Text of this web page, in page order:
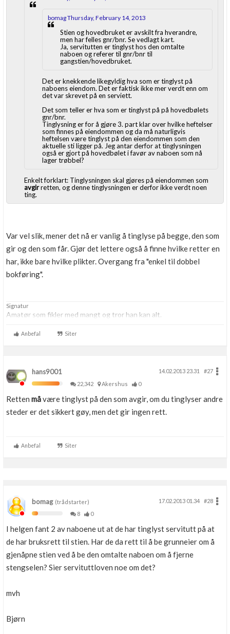
bomag Thursday, February 14, 2013
Stien og hovedbruket er avskilt fra hverandre,
men har felles gnr/bnr. Se vedlagt kart.
Ja, servitutten er tinglyst hos den omtalte
naboen og referer til gnr/bnr til
gangstien/hovedbruket.
Det er knekkende likegyldig hva som er tinglyst på
naboens eiendom. Det er faktisk ikke mer verdt enn om
det var skrevet på en serviett.
Det som teller er hva som er tinglyst på på hovedbølets
gnr/bnr.
Tinglysning er for å gjøre 3. part klar over hvilke heftelser
som finnes på eiendommen og da må naturligvis
heftelsen være tinglyst på den eiendommen som den
aktuelle sti ligger på. Jeg antar derfor at tinglysningen
også er gjort på hovedbølet i favør av naboen som nå
lager trøbbel?
Enkelt forklart: Tinglysningen skal gjøres på eiendommen som
avgirretten, og denne tinglysningen er derfor ikke verdt noen
ting.
Var vel slik, mener det nå er vanlig å tinglyse på begge, den som
gir og den som får. Gjør det lettere også å finne hvilke retter en
har, ikke bare hvilke plikter. Overgang fra "enkel til dobbel
bokføring".
Signatur
Amatør som fikler med mangt og tror han kan alt.
Anbefal Siter
hans9001 14.02.2013 23.31
#27
22,342
Akershus 0
Retten måvære tinglyst på den som avgir, om du tinglyser andre
steder er det sikkert gøy, men det gir ingen rett.
Anbefal Siter
bomag(trådstarter) 17.02.2013 01.34
#28
8
0
I helgen fant 2 av naboene ut at de har tinglyst servitutt på at
de har bruksrett til stien. Har de da rett til å be grunneier om å
gjenåpne stien ved å be den omtalte naboen om å fjerne
stengselen? Sier servituttloven noe om det?
mvh
Bjørn